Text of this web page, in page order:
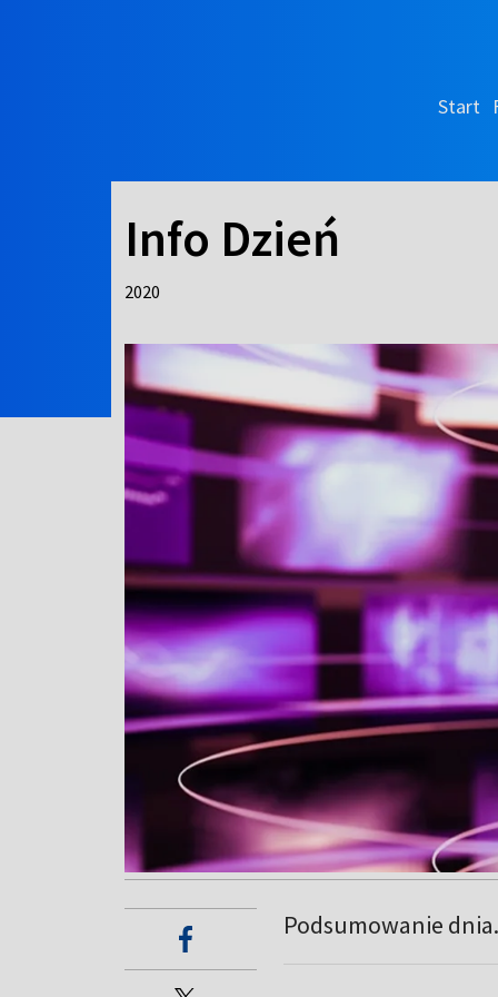
Start
Info Dzień
2020
Podsumowanie dnia.